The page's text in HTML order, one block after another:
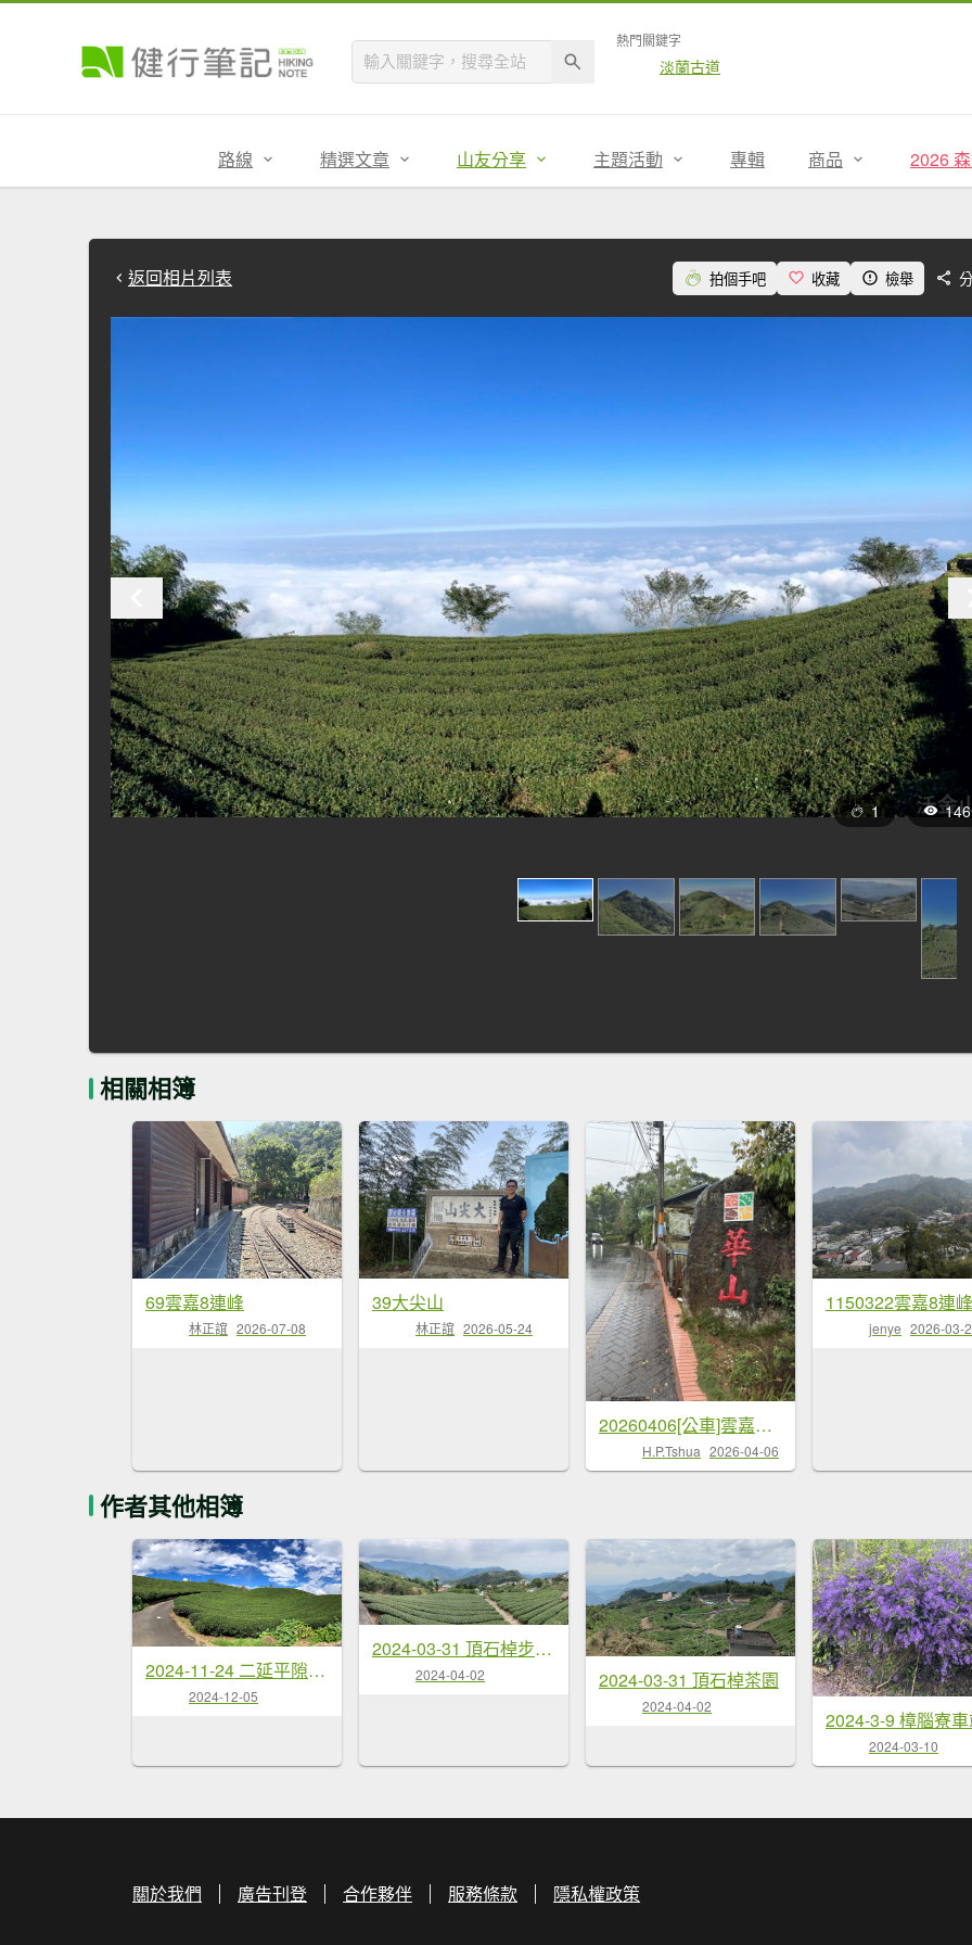
熱門關鍵字
淡蘭古道
路線 精選文章 山友分享 主題活動 專輯 商品 2026
返回相片列表 拍個手吧 收藏 檢舉
1 146
相關相簿
69雲嘉8連峰
林正誼 2026-07-08
39大尖山
林正誼 2026-05-24
20260406[公車]雲嘉連峰-二尖山+馬鞍山+梨子腳山+太平山+太平山西峰
H.P.Tshua 2026-04-06
1150322雲嘉8連峰
jenye 2026-03-
作者其他相簿
2024-11-24 二延平隙頂山
2024-12-05
2024-03-31 頂石棹步道群
2024-04-02 2024-03-31 頂石棹茶園
2024-04-02
2024-03-10
關於我們 廣告刊登 合作夥伴 服務條款 隱私權政策